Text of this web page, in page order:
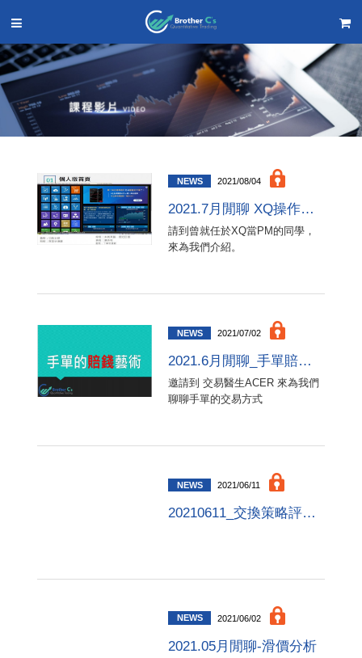
NEWS 2021/08/04
2021.7月閒聊 XQ操作與功能說明
請到曾就任於XQ當PM的同學，
來為我們介紹。
NEWS 2021/07/02
2021.6月閒聊_手單賠錢的藝術
邀請到 交易醫生ACER 來為我們
聊聊手單的交易方式
NEWS 2021/06/11
20210611_交換策略評估重點
NEWS 2021/06/02
2021.05月閒聊-滑價分析